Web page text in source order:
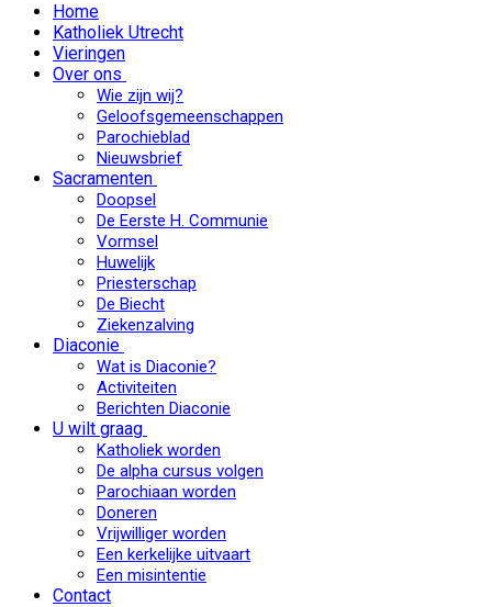
Home
Katholiek Utrecht
Vieringen
Over ons
Wie zijn wij?
Geloofsgemeenschappen
Parochieblad
Nieuwsbrief
Sacramenten
Doopsel
De Eerste H. Communie
Vormsel
Huwelijk
Priesterschap
De Biecht
Ziekenzalving
Diaconie
Wat is Diaconie?
Activiteiten
Berichten Diaconie
U wilt graag
Katholiek worden
De alpha cursus volgen
Parochiaan worden
Doneren
Vrijwilliger worden
Een kerkelijke uitvaart
Een misintentie
Contact